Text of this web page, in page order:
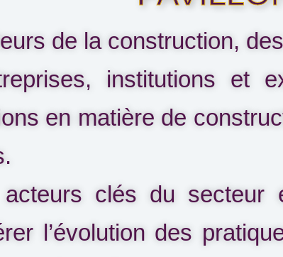
de la construction,
institutions et
en matière de
clés du secteur
l’évolution des